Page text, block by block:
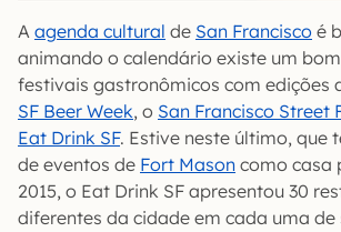
A agenda cultural de San Francisco é
animando o calendário existe um
festivais gastronômicos com edições
SF Beer Week, o San Francisco Street
Eat Drink SF. Estive neste último, que
de eventos de Fort Mason como casa
2015, o Eat Drink SF apresentou 30
diferentes da cidade em cada uma de